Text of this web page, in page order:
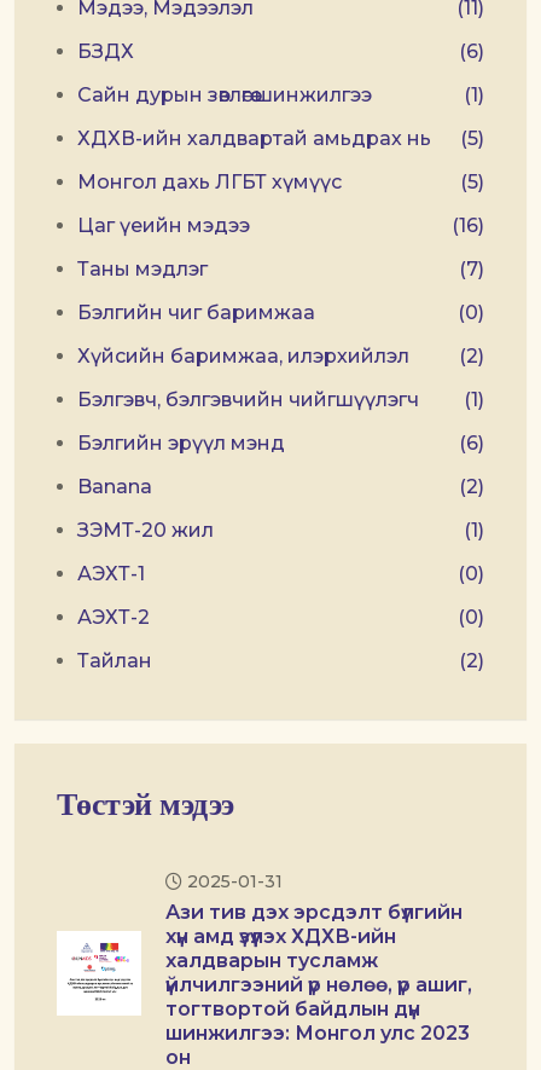
Мэдээ, Мэдээлэл
(11)
БЗДХ
(6)
Сайн дурын зөвлөгөө шинжилгээ
(1)
ХДХВ-ийн халдвартай амьдрах нь
(5)
Монгол дахь ЛГБТ хүмүүс
(5)
Цаг үеийн мэдээ
(16)
Таны мэдлэг
(7)
Бэлгийн чиг баримжаа
(0)
Хүйсийн баримжаа, илэрхийлэл
(2)
Бэлгэвч, бэлгэвчийн чийгшүүлэгч
(1)
Бэлгийн эрүүл мэнд
(6)
Banana
(2)
ЗЭМТ-20 жил
(1)
АЭХТ-1
(0)
АЭХТ-2
(0)
Тайлан
(2)
Төстэй мэдээ
2025-01-31
Ази тив дэх эрсдэлт бүлгийн
хүн амд үзүүлэх ХДХВ-ийн
халдварын тусламж
үйлчилгээний үр нөлөө, үр ашиг,
тогтвортой байдлын дүн
шинжилгээ: Монгол улс 2023
он